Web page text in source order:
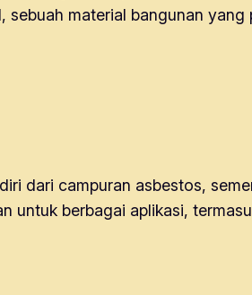
sebuah material bangunan yang
dari campuran asbestos,
untuk berbagai aplikasi,